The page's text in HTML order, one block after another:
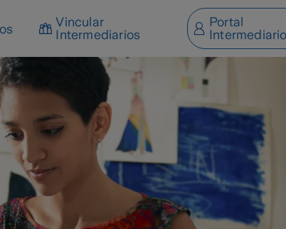
Vincular
Intermediarios
Portal